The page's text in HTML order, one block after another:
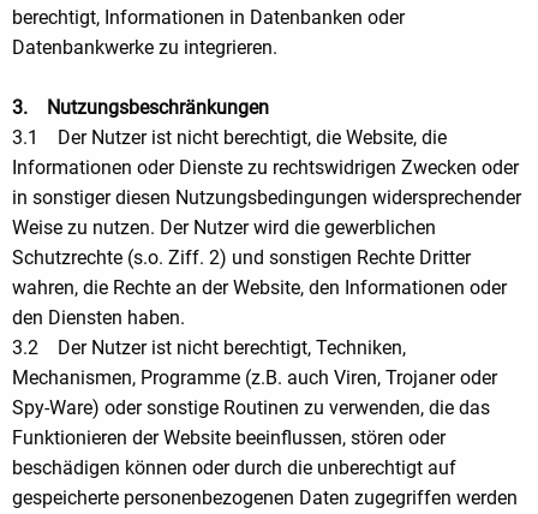
berechtigt, Informationen in Datenbanken oder
Datenbankwerke zu integrieren.
3. Nutzungsbeschränkungen
3.1 Der Nutzer ist nicht berechtigt, die Website, die
Informationen oder Dienste zu rechtswidrigen Zwecken oder
in sonstiger diesen Nutzungsbedingungen widersprechender
Weise zu nutzen. Der Nutzer wird die gewerblichen
Schutzrechte (s.o. Ziff. 2) und sonstigen Rechte Dritter
wahren, die Rechte an der Website, den Informationen oder
den Diensten haben.
3.2 Der Nutzer ist nicht berechtigt, Techniken,
Mechanismen, Programme (z.B. auch Viren, Trojaner oder
Spy-Ware) oder sonstige Routinen zu verwenden, die das
Funktionieren der Website beeinflussen, stören oder
beschädigen können oder durch die unberechtigt auf
gespeicherte personenbezogenen Daten zugegriffen werden